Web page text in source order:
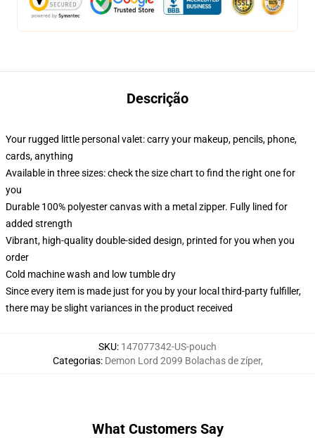
Descrição
Your rugged little personal valet: carry your makeup, pencils, phone,
cards, anything
Available in three sizes: check the size chart to find the right one for
you
Durable 100% polyester canvas with a metal zipper. Fully lined for
added strength
Vibrant, high-quality double-sided design, printed for you when you
order
Cold machine wash and low tumble dry
Since every item is made just for you by your local third-party fulfiller,
there may be slight variances in the product received
SKU: 147077342-US-pouch
Categorias: Demon Lord 2099 Bolachas de zíper,
What Customers Say